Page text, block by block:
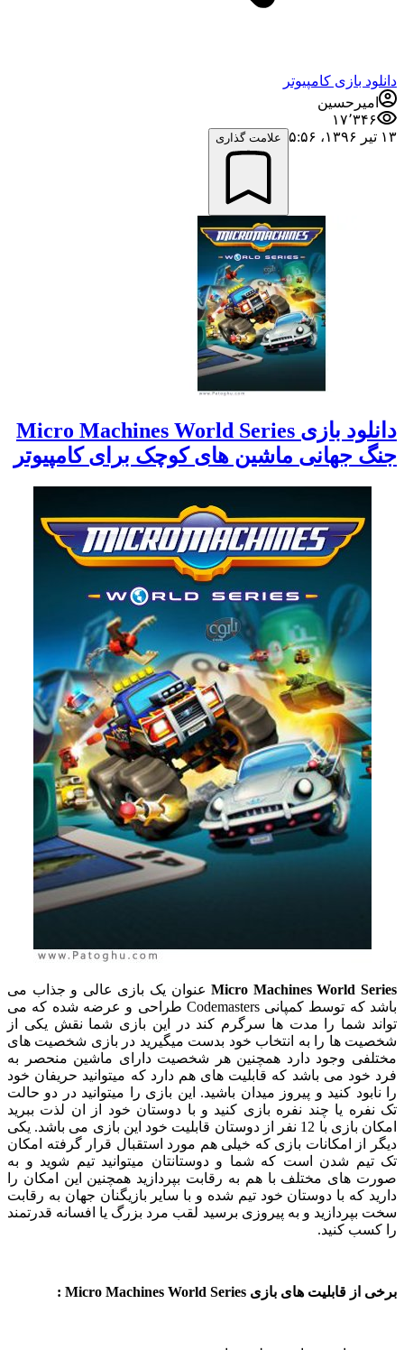
دانلود بازی کامپیوتر
امیرحسین
۱۷٬۳۴۶
۱۳ تیر ۱۳۹۶،‏ ۵:۵۶
علامت گذاری
دانلود بازی Micro Machines World Series
جنگ جهانی ماشین های کوچک برای کامپیوتر
Micro Machines World Seriesعنوان یک بازی عالی و جذاب می
باشد که توسط کمپانی Codemasters طراحی و عرضه شده که می
تواند شما را مدت ها سرگرم کند در این بازی شما نقش یکی از
شخصیت ها را به انتخاب خود بدست میگیرید در بازی شخصیت های
مختلفی وجود دارد همچنین هر شخصیت دارای ماشین منحصر به
فرد خود می باشد که قابلیت های هم دارد که میتوانید حریفان خود
را نابود کنید و پیروز میدان باشید. این بازی را میتوانید در دو حالت
تک نفره یا چند نفره بازی کنید و با دوستان خود از ان لذت ببرید
امکان بازی با 12 نفر از دوستان قابلیت خود این بازی می باشد. یکی
دیگر از امکانات بازی که خیلی هم مورد استقبال قرار گرفته امکان
تک تیم شدن است که شما و دوستانتان میتوانید تیم شوید و به
صورت های مختلف با هم به رقابت بپردازید همچنین این امکان را
دارید که با دوستان خود تیم شده و با سایر بازیگنان جهان به رقابت
سخت بپردازید و به پیروزی برسید لقب مرد بزرگ یا افسانه قدرتمند
را کسب کنید.
برخی از قابلیت های بازی Micro Machines World Series :